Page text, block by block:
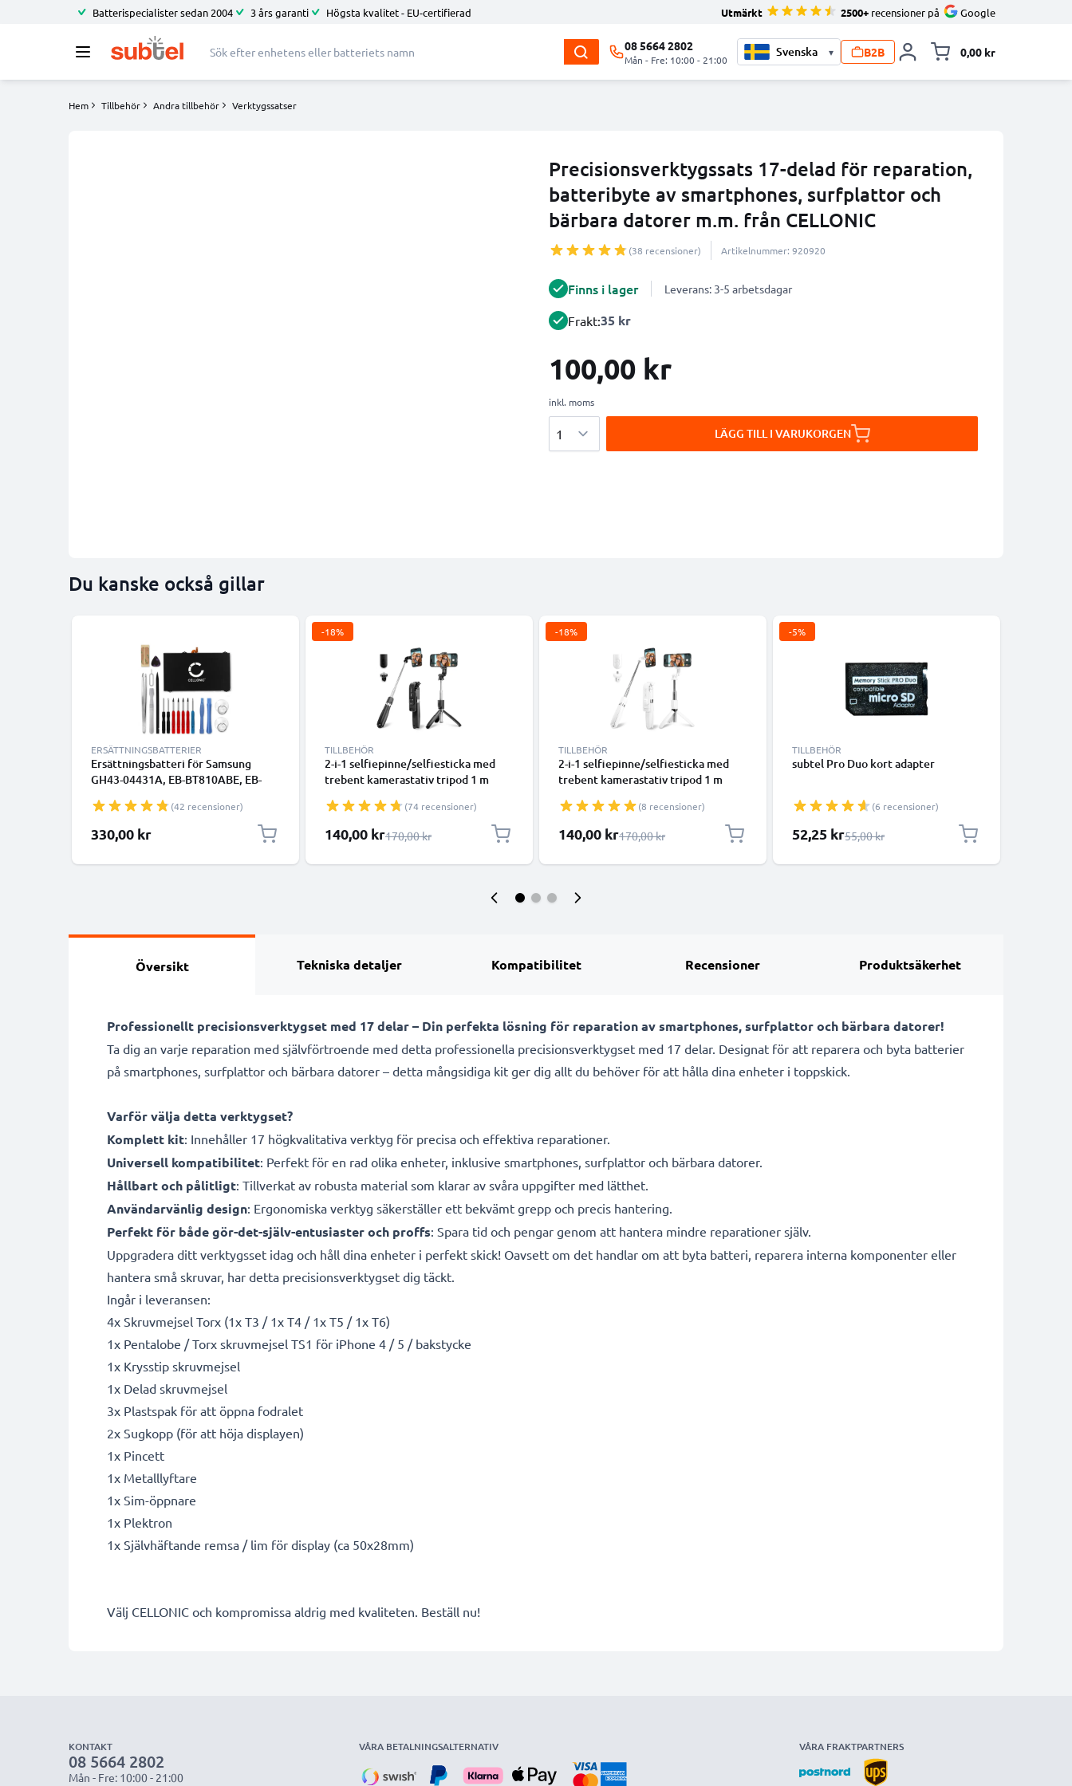
Batterispecialister sedan 2004 3 års garanti Högsta kvalitet - EU-certifierad Utmärkt 2500+ recensioner på Google
08 5664 2802
Mån - Fre: 10:00 - 21:00
▾ B2B 0,00 kr
Hem Tillbehör Andra tillbehör Verktygssatser
Precisionsverktygssats 17-delad för reparation,
batteribyte av smartphones, surfplattor och
bärbara datorer m.m. från CELLONIC
(38 recensioner) Artikelnummer: 920920
Finns i lager Leverans: 3-5 arbetsdagar
Frakt:35 kr
100,00 kr
inkl. moms
LÄGG TILL I VARUKORGEN
Du kanske också gillar
ERSÄTTNINGSBATTERIER
Ersättningsbatteri för Samsung
GH43-04431A, EB-BT810ABE, EB-
Galaxy Tab S2 9.7 (SM-T810, SM-
T813, SM-T815, SM-T819) surfplatta
inkl. verktygskit för smidigt
(42 recensioner)
330,00 kr
-18%
TILLBEHÖR
2-i-1 selfiepinne/selfiesticka med
trebent kamerastativ tripod 1 m
monopod - & ihopfällbart selfiestativ
med Bluetooth-fjärrkontroll för
iPhone, GoPro - Svart
(74 recensioner)
Specialpris
140,00 krOrdinarie pris
170,00 kr
-18%
TILLBEHÖR
2-i-1 selfiepinne/selfiesticka med
trebent kamerastativ tripod 1 m
monopod - & ihopfällbart selfiestativ
med Bluetooth-fjärrkontroll för
iPhone, GoPro - Vit
(8 recensioner)
Specialpris
140,00 krOrdinarie pris
170,00 kr
-5%
TILLBEHÖR
subtel Pro Duo kort adapter
(6 recensioner)
Specialpris
52,25 krOrdinarie pris
55,00 kr
Översikt Tekniska detaljer Kompatibilitet Recensioner Produktsäkerhet
Professionellt precisionsverktygset med 17 delar – Din perfekta lösning för reparation av smartphones, surfplattor och bärbara datorer!
Ta dig an varje reparation med självförtroende med detta professionella precisionsverktygset med 17 delar. Designat för att reparera och byta batterier
på smartphones, surfplattor och bärbara datorer – detta mångsidiga kit ger dig allt du behöver för att hålla dina enheter i toppskick.
Varför välja detta verktygset?
Komplett kit: Innehåller 17 högkvalitativa verktyg för precisa och effektiva reparationer.
Universell kompatibilitet: Perfekt för en rad olika enheter, inklusive smartphones, surfplattor och bärbara datorer.
Hållbart och pålitligt: Tillverkat av robusta material som klarar av svåra uppgifter med lätthet.
Användarvänlig design: Ergonomiska verktyg säkerställer ett bekvämt grepp och precis hantering.
Perfekt för både gör-det-själv-entusiaster och proffs: Spara tid och pengar genom att hantera mindre reparationer själv.
Uppgradera ditt verktygsset idag och håll dina enheter i perfekt skick! Oavsett om det handlar om att byta batteri, reparera interna komponenter eller
hantera små skruvar, har detta precisionsverktygset dig täckt.
Ingår i leveransen:
4x Skruvmejsel Torx (1x T3 / 1x T4 / 1x T5 / 1x T6)
1x Pentalobe / Torx skruvmejsel TS1 för iPhone 4 / 5 / bakstycke
1x Krysstip skruvmejsel
1x Delad skruvmejsel
3x Plastspak för att öppna fodralet
2x Sugkopp (för att höja displayen)
1x Pincett
1x Metalllyftare
1x Sim-öppnare
1x Plektron
1x Självhäftande remsa / lim för display (ca 50x28mm)
Välj CELLONIC och kompromissa aldrig med kvaliteten. Beställ nu!
KONTAKT
08 5664 2802
Mån - Fre: 10:00 - 21:00
VÅRA BETALNINGSALTERNATIV VÅRA FRAKTPARTNERS